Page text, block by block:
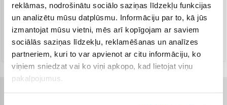
reklāmas, nodrošinātu sociālo saziņas līdzekļu funkcijas
un analizētu mūsu datplūsmu. Informāciju par to, kā jūs
izmantojat mūsu vietni, mēs arī kopīgojam ar saviem
sociālās saziņas līdzekļu, reklamēšanas un analīzes
partneriem, kuri to var apvienot ar citu informāciju, ko
viņiem sniedzat vai ko viņi apkopo, kad lietojat viņu
pakalpojumus.
DPD pakomāts
Augusts 26d. - Septembris 3d.
DPD kurjers (4,99 €
Augusts 27d. - Septembris 4d.